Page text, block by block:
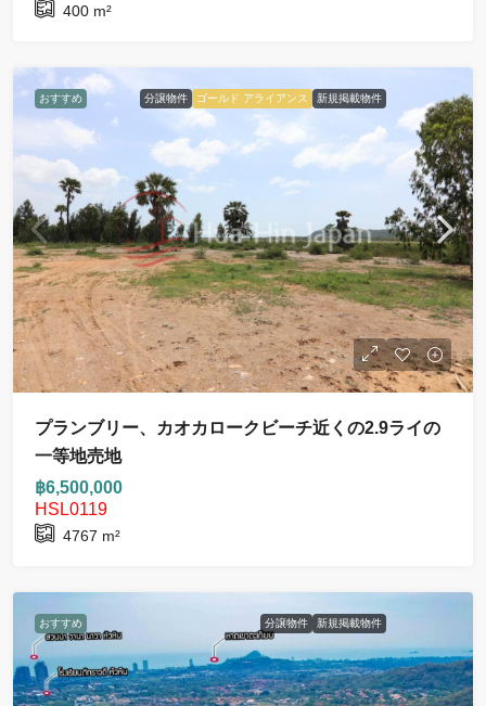
400 m²
おすすめ 分譲物件 ゴールド アライアンス 新規掲載物件
プランブリー、カオカロークビーチ近くの2.9ライの
一等地売地
฿6,500,000
HSL0119
4767 m²
おすすめ 分譲物件 新規掲載物件